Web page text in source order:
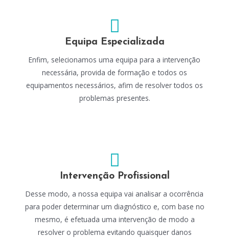
Equipa Especializada
Enfim, selecionamos uma equipa para a intervenção
necessária, provida de formação e todos os
equipamentos necessários, afim de resolver todos os
problemas presentes.
Intervenção Profissional
Desse modo, a nossa equipa vai analisar a ocorrência
para poder determinar um diagnóstico e, com base no
mesmo, é efetuada uma intervenção de modo a
resolver o problema evitando quaisquer danos